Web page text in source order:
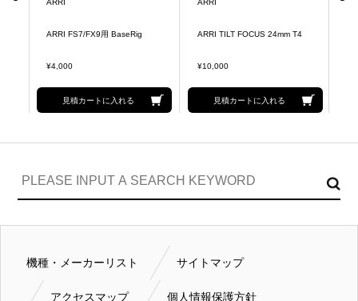
ARRI
ARRI FS7/FX9用 BaseRig
¥4,000
見積カートに入れる
ARRI
ARRI TILT FOCUS 24mm T4
¥10,000
見積カートに入れる
機種・メーカーリスト サイトマップ
アクセスマップ 個人情報保護方針